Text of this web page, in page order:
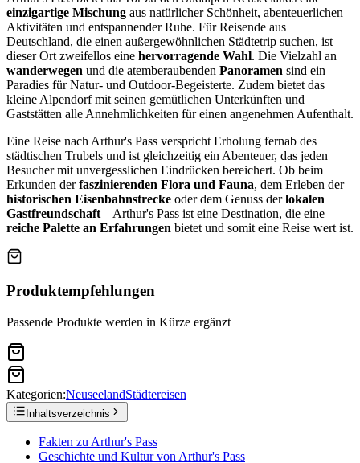
einzigartige Mischung aus natürlicher Schönheit, abenteuerlichen
Aktivitäten und entspannender Ruhe. Für Reisende aus
Deutschland, die einen außergewöhnlichen Städtetrip suchen, ist
dieser Ort zweifellos eine hervorragende Wahl. Die Vielzahl an
wanderwegen und die atemberaubenden Panoramen sind ein
Paradies für Natur- und Outdoor-Begeisterte. Zudem bietet das
kleine Alpendorf mit seinen gemütlichen Unterkünften und
Gaststätten alle Annehmlichkeiten für einen angenehmen Aufenthalt.
Eine Reise nach Arthur's Pass verspricht Erholung fernab des
städtischen Trubels und ist gleichzeitig ein Abenteuer, das jeden
Besucher mit unvergesslichen Eindrücken bereichert. Ob beim
Erkunden derfaszinierenden Flora und Fauna, dem Erleben der
historischen Eisenbahnstrecke oder dem Genuss derlokalen
Gastfreundschaft – Arthur's Pass ist eine Destination, die eine
reiche Palette an Erfahrungen bietet und somit eine Reise wert ist.
Produktempfehlungen
Passende Produkte werden in Kürze ergänzt
Kategorien:NeuseelandStädtereisen
Inhaltsverzeichnis
Fakten zu Arthur's Pass
Geschichte und Kultur von Arthur's Pass